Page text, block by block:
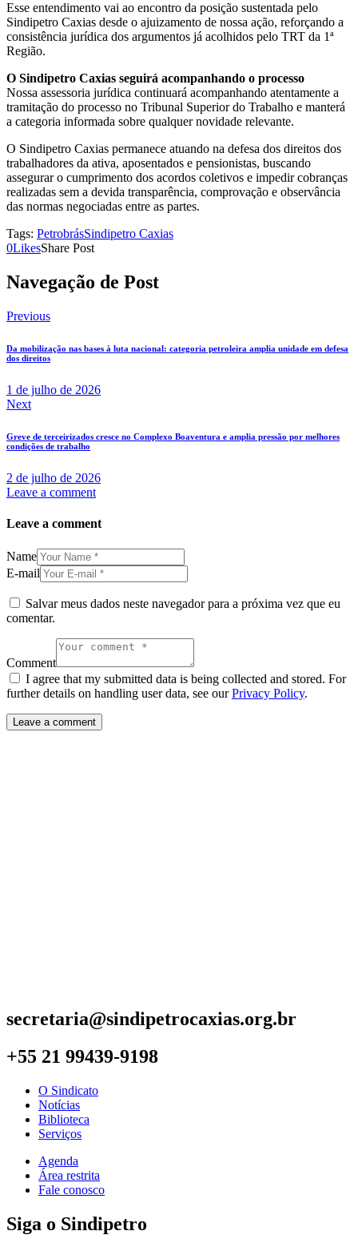
Esse entendimento vai ao encontro da posição sustentada pelo
Sindipetro Caxias desde o ajuizamento de nossa ação, reforçando a
consistência jurídica dos argumentos já acolhidos pelo TRT da 1ª
Região.
O Sindipetro Caxias seguirá acompanhando o processo
Nossa assessoria jurídica continuará acompanhando atentamente a
tramitação do processo no Tribunal Superior do Trabalho e manterá
a categoria informada sobre qualquer novidade relevante.
O Sindipetro Caxias permanece atuando na defesa dos direitos dos
trabalhadores da ativa, aposentados e pensionistas, buscando
assegurar o cumprimento dos acordos coletivos e impedir cobranças
realizadas sem a devida transparência, comprovação e observância
das normas negociadas entre as partes.
Tags: PetrobrásSindipetro Caxias
0LikesShare Post
Navegação de Post
Previous
Da mobilização nas bases à luta nacional: categoria petroleira amplia unidade em defesa
dos direitos
1 de julho de 2026
Next
Greve de terceirizados cresce no Complexo Boaventura e amplia pressão por melhores
condições de trabalho
2 de julho de 2026
Leave a comment
Leave a comment
Name
E-mail
Salvar meus dados neste navegador para a próxima vez que eu
comentar.
Comment
I agree that my submitted data is being collected and stored. For
further details on handling user data, see ourPrivacy Policy.
secretaria@sindipetrocaxias.org.br
+55 21 99439-9198
O Sindicato
Notícias
Biblioteca
Serviços
Agenda
Área restrita
Fale conosco
Siga o Sindipetro